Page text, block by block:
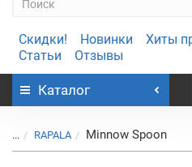
Скидки! Новинки Хиты
Статьи
Отзывы
Каталог
... RAPALA Minnow Spoon